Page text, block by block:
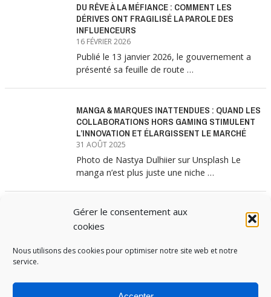
Gérer le consentement aux
cookies
Nous utilisons des cookies pour optimiser notre site web et notre
service.
DU RÊVE À LA MÉFIANCE : COMMENT LES
DÉRIVES ONT FRAGILISÉ LA PAROLE DES
INFLUENCEURS
16 FÉVRIER 2026
Publié le 13 janvier 2026, le gouvernement a
présenté sa feuille de route …
MANGA & MARQUES INATTENDUES : QUAND LES
COLLABORATIONS HORS GAMING STIMULENT
L’INNOVATION ET ÉLARGISSENT LE MARCHÉ
31 AOÛT 2025
Photo de Nastya Dulhiier sur Unsplash Le
manga n’est plus juste une niche …
MANGA & MARQUES : ANATOMIE D’UNE
ALLIANCE MARKETING GAGNANTE
Les interminables files d’attente devant les